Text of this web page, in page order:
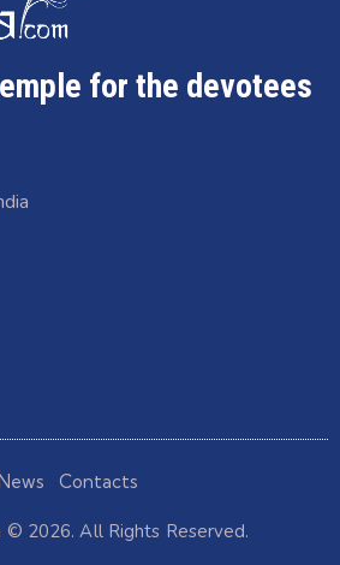
for the devotees
Contacts
© 2026. All Rights Reserved.